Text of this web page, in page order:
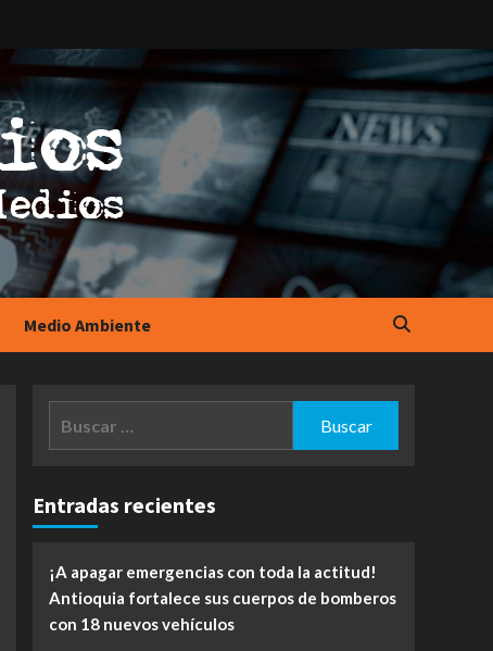
Medio Ambiente
Entradas recientes
¡A apagar emergencias con toda la actitud!
Antioquia fortalece sus cuerpos de bomberos
con 18 nuevos vehículos